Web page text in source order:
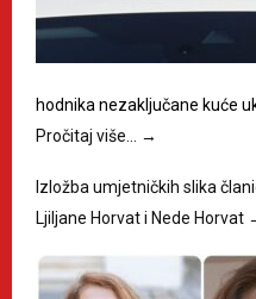
hodnika nezaključane kuće
Pročitaj više…
→
Izložba umjetničkih slika
Ljiljane Horvat i Nede Horvat